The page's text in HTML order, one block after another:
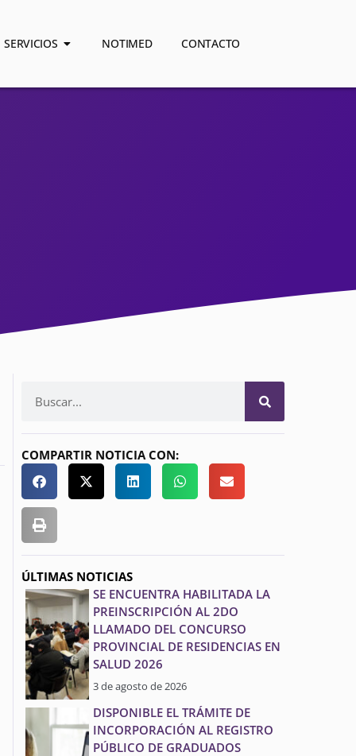
SERVICIOS NOTIMED CONTACTO
COMPARTIR NOTICIA CON:
ÚLTIMAS NOTICIAS
SE ENCUENTRA HABILITADA LA
PREINSCRIPCIÓN AL 2DO
LLAMADO DEL CONCURSO
PROVINCIAL DE RESIDENCIAS EN
SALUD 2026
3 de agosto de 2026
DISPONIBLE EL TRÁMITE DE
INCORPORACIÓN AL REGISTRO
PÚBLICO DE GRADUADOS